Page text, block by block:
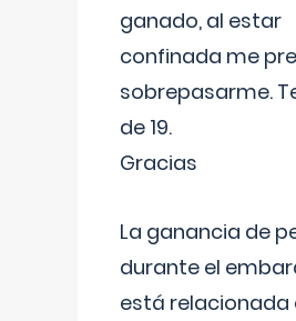
ganado, al estar
confinada me
sobrepasarme.
de 19.
Gracias
La ganancia de
durante el
está relacionada